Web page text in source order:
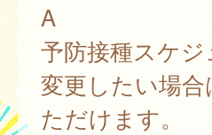
A
予防接種スケ
変更したい場
ただけます。